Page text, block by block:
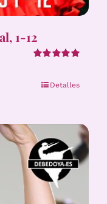
1-12
Detalles